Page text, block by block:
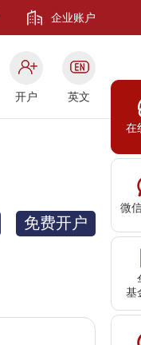
在
微
基
企业账户
开户 英文
免费开户